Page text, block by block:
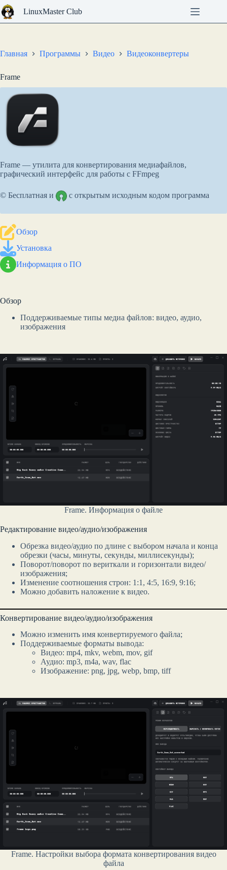
Перейти
к
сути
LinuxMaster Club
Главная Программы Видео Видеоконвертеры
Frame
Frame — утилита для конвертирования медиафайлов,
графический интерфейс для работы с FFmpeg
© Бесплатная и с открытым исходным кодом программа
Обзор
Установка
Информация о ПО
Обзор
Поддерживаемые типы медиа файлов: видео, аудио,
изображения
Frame. Информация о файле
Редактирование видео/аудио/изображения
Обрезка видео/аудио по длине с выбором начала и конца
обрезки (часы, минуты, секунды, миллисекунды);
Поворот/поворот по вериткали и горизонтали видео/
изображения;
Изменение соотношения строн: 1:1, 4:5, 16:9, 9:16;
Можно добавить наложение к видео.
Конвертирование видео/аудио/изображения
Можно изменить имя конвертируемого файла;
Поддерживаемые форматы вывода:
Видео: mp4, mkv, webm, mov, gif
Аудио: mp3, m4a, wav, flac
Изображение: png, jpg, webp, bmp, tiff
Frame. Настройки выбора формата конвертирования видео
файла